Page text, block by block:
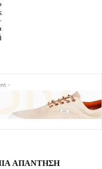
-
ΑΠΑΝΤΗΣΗ